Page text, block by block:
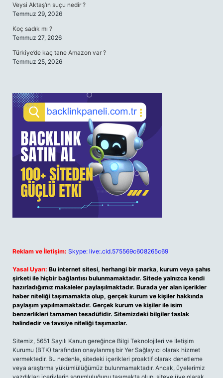
Veysi Aktaş’ın suçu nedir ?
Temmuz 29, 2026
Koç sadık mı ?
Temmuz 27, 2026
Türkiye’de kaç tane Amazon var ?
Temmuz 25, 2026
Reklam ve İletişim: Skype: live:.cid.575569c608265c69
Yasal Uyarı: Bu internet sitesi, herhangi bir marka, kurum veya şahıs
şirketi ile hiçbir bağlantısı bulunmamaktadır. Sitede yalnızca kendi
hazırladığımız makaleler paylaşılmaktadır. Burada yer alan içerikler
haber niteliği taşımamakta olup, gerçek kurum ve kişiler hakkında
paylaşım yapılmamaktadır. Gerçek kurum ve kişiler ile isim
benzerlikleri tamamen tesadüfidir. Sitemizdeki bilgiler taslak
halindedir ve tavsiye niteliği taşımazlar.
Sitemiz, 5651 Sayılı Kanun gereğince Bilgi Teknolojileri ve İletişim
Kurumu (BTK) tarafından onaylanmış bir Yer Sağlayıcı olarak hizmet
vermektedir. Bu nedenle, sitedeki içerikleri proaktif olarak denetleme
veya araştırma yükümlülüğümüz bulunmamaktadır. Ancak, üyelerimiz